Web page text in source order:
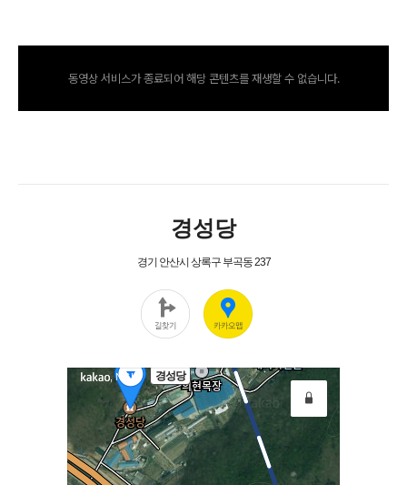
동영상 서비스가 종료되어 해당 콘텐츠를 재생할 수 없습니다.